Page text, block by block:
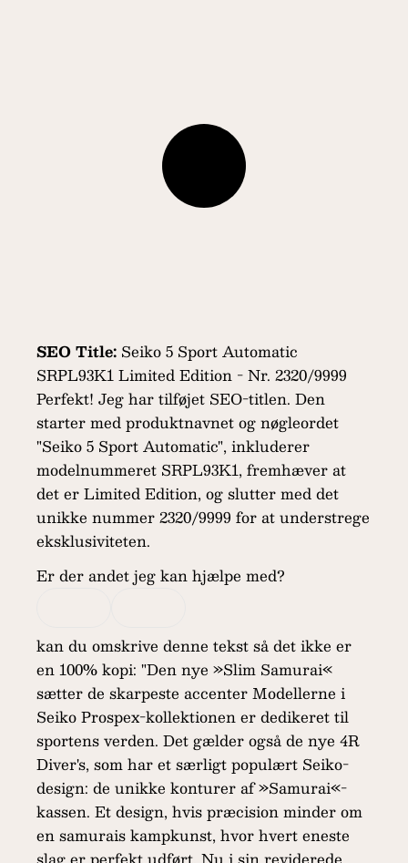
SEO Title: Seiko 5 Sport Automatic
SRPL93K1 Limited Edition - Nr. 2320/9999
Perfekt! Jeg har tilføjet SEO-titlen. Den
starter med produktnavnet og nøgleordet
"Seiko 5 Sport Automatic", inkluderer
modelnummeret SRPL93K1, fremhæver at
det er Limited Edition, og slutter med det
unikke nummer 2320/9999 for at understrege
eksklusiviteten.
Er der andet jeg kan hjælpe med?
kan du omskrive denne tekst så det ikke er
en 100% kopi: "Den nye »Slim Samurai«
sætter de skarpeste accenter Modellerne i
Seiko Prospex-kollektionen er dedikeret til
sportens verden. Det gælder også de nye 4R
Diver's, som har et særligt populært Seiko-
design: de unikke konturer af »Samurai«-
kassen. Et design, hvis præcision minder om
en samurais kampkunst, hvor hvert eneste